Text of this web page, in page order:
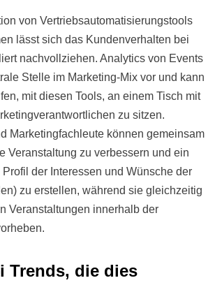
von Vertriebsautomatisierungstools
lässt sich das Kundenverhalten bei
nachvollziehen. Analytics von Events
Stelle im Marketing-Mix vor und kann
mit diesen Tools, an einem Tisch mit
zu sitzen.
Marketingfachleute können gemeinsam
Veranstaltung zu verbessern und ein
der Interessen und Wünsche der
zu erstellen, während sie gleichzeitig
Veranstaltungen innerhalb der
Trends, die dies